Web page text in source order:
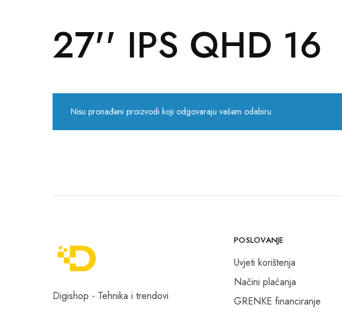
Mrežna oprema
27'' IPS QHD 16
Nisu pronađeni proizvodi koji odgovaraju vašem odabiru.
Digishop - Tehnika i trendovi
POSLOVANJE
Uvjeti korištenja
Načini plaćanja
GRENKE financiranje